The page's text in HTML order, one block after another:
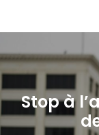
de
l’article
Stop à